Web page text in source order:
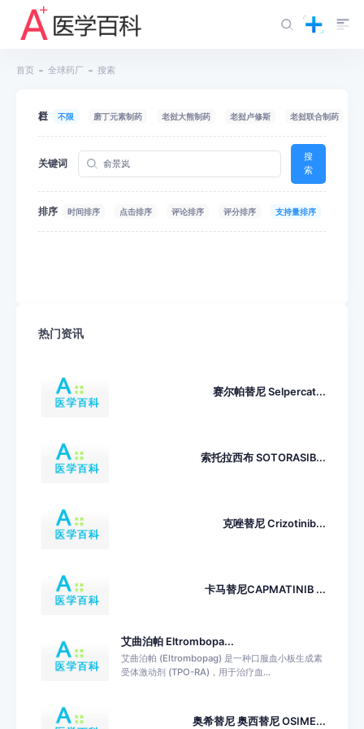
首页 全球药厂 搜索
栏目 不限 磨丁元素制药 老挝大熊制药 老挝卢修斯 老挝联合制药
关键词
搜
索
排序 时间排序 点击排序 评论排序 评分排序 支持量排序
热门资讯
赛尔帕替尼 Selpercat...
索托拉西布 SOTORASIB...
克唑替尼 Crizotinib...
卡马替尼CAPMATINIB ...
艾曲泊帕 Eltrombopa...
艾曲泊帕 (Eltrombopag) 是一种口服血小板生成素
受体激动剂 (TPO-RA)，用于治疗血...
奥希替尼 奥西替尼 OSIME...